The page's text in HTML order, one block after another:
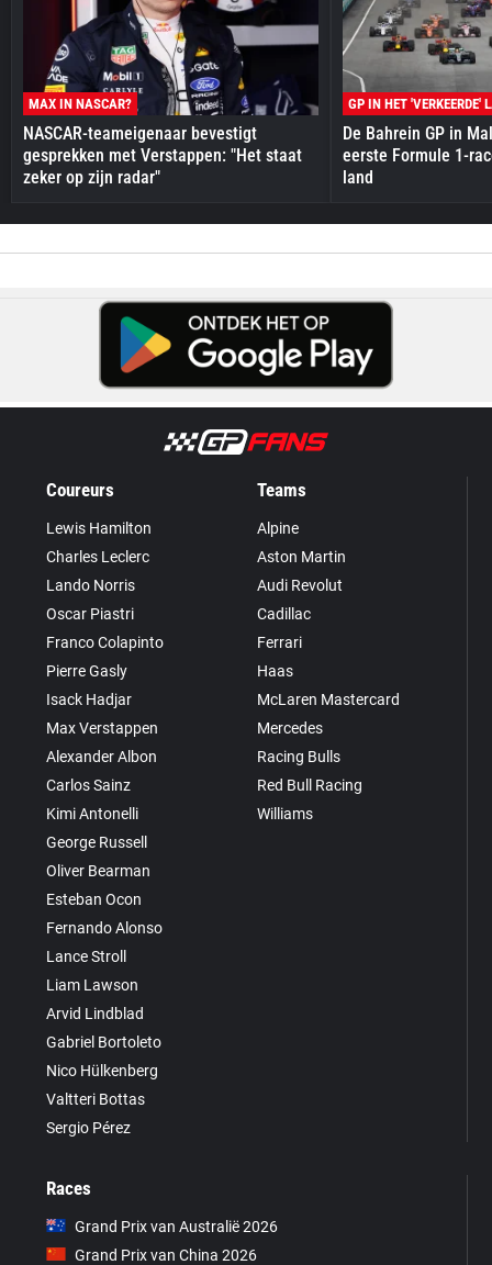
MAX IN NASCAR?
NASCAR-teameigenaar bevestigt
gesprekken met Verstappen: "Het staat
zeker op zijn radar"
GP IN HET 'VERKEERDE'
De Bahrein GP in
eerste Formule 1-
land
Coureurs
Lewis Hamilton
Charles Leclerc
Lando Norris
Oscar Piastri
Franco Colapinto
Pierre Gasly
Isack Hadjar
Max Verstappen
Alexander Albon
Carlos Sainz
Kimi Antonelli
George Russell
Oliver Bearman
Esteban Ocon
Fernando Alonso
Lance Stroll
Liam Lawson
Arvid Lindblad
Gabriel Bortoleto
Nico Hülkenberg
Valtteri Bottas
Sergio Pérez
Teams
Alpine
Aston Martin
Audi Revolut
Cadillac
Ferrari
Haas
McLaren Mastercard
Mercedes
Racing Bulls
Red Bull Racing
Williams
Races
Grand Prix van Australië 2026
Grand Prix van China 2026